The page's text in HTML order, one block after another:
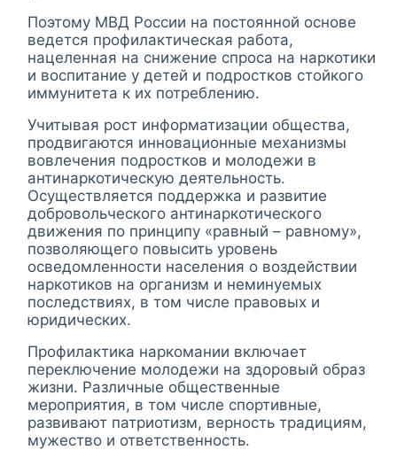
Поэтому МВД России на постоянной основе
ведется профилактическая работа,
нацеленная на снижение спроса на наркотики
и воспитание у детей и подростков стойкого
иммунитета к их потреблению.
Учитывая рост информатизации общества,
продвигаются инновационные механизмы
вовлечения подростков и молодежи в
антинаркотическую деятельность.
Осуществляется поддержка и развитие
добровольческого антинаркотического
движения по принципу «равный – равному»,
позволяющего повысить уровень
осведомленности населения о воздействии
наркотиков на организм и неминуемых
последствиях, в том числе правовых и
юридических.
Профилактика наркомании включает
переключение молодежи на здоровый образ
жизни. Различные общественные
мероприятия, в том числе спортивные,
развивают патриотизм, верность традициям,
мужество и ответственность.